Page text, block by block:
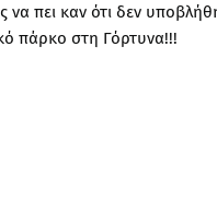
να πει καν ότι δεν
πάρκο στη Γόρτυνα!!!